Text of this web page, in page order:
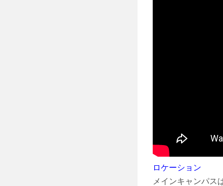
ロケーション
メインキャンパス